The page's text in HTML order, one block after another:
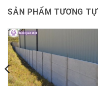
SẢN PHẨM TƯƠNG TỰ